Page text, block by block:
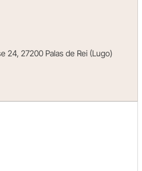
24, 27200 Palas de Rei (Lugo)